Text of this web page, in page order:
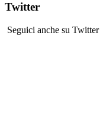
Twitter
Seguici anche su Twitter